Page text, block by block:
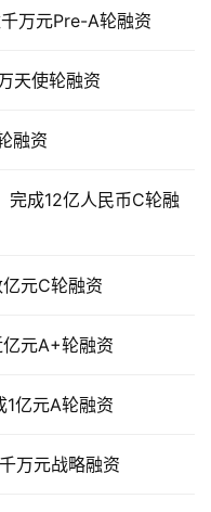
万元Pre-A轮融资
天使轮融资
融资
成12亿人民币C轮融
元C轮融资
元A+轮融资
亿元A轮融资
万元战略融资